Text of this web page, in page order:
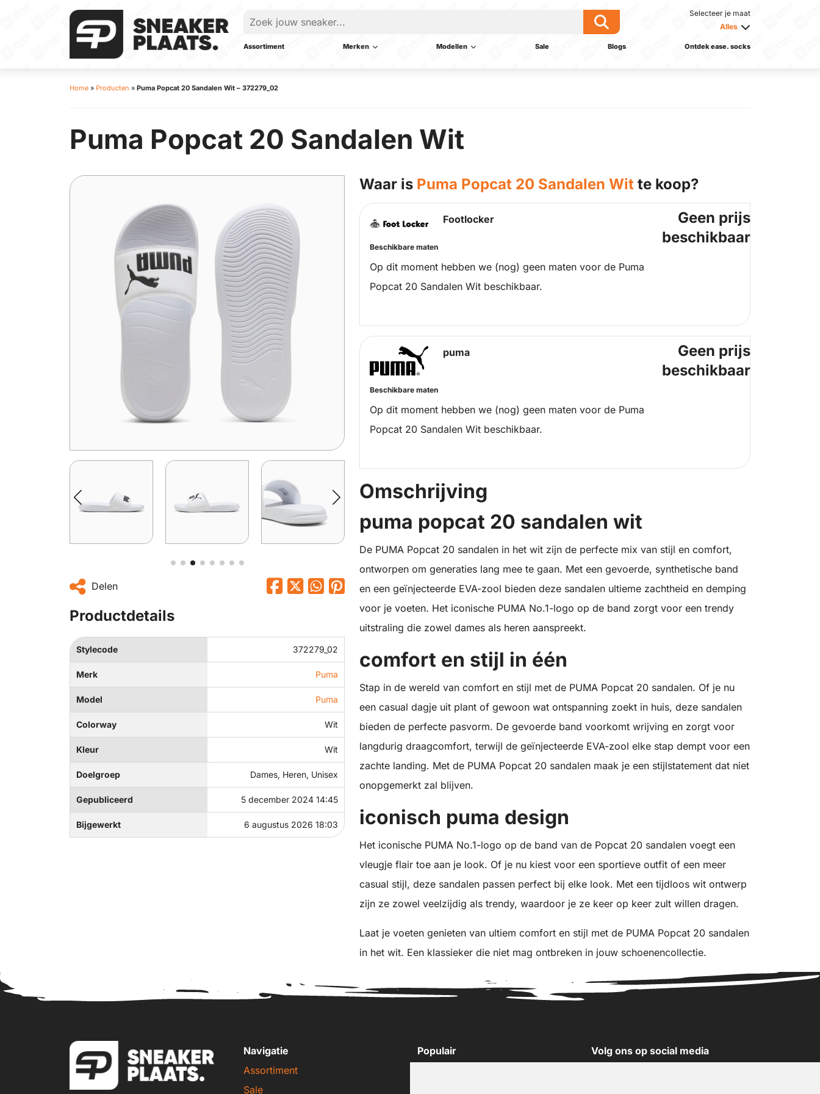
Selecteer je maat
Alles
Assortiment Merken Modellen Sale Blogs Ontdek ease. socks
Home » Producten » Puma Popcat 20 Sandalen Wit – 372279_02
Puma Popcat 20 Sandalen Wit
Delen
Productdetails
Stylecode 372279_02
Merk Puma
Model Puma
Colorway Wit
Kleur Wit
Doelgroep Dames, Heren, Unisex
Gepubliceerd 5 december 2024 14:45
Bijgewerkt 6 augustus 2026 18:03
Waar is Puma Popcat 20 Sandalen Wit te koop?
Footlocker
Beschikbare maten
Op dit moment hebben we (nog) geen maten voor de Puma
Popcat 20 Sandalen Wit beschikbaar.
Geen prijs
beschikbaar
puma
Beschikbare maten
Op dit moment hebben we (nog) geen maten voor de Puma
Popcat 20 Sandalen Wit beschikbaar.
Geen prijs
beschikbaar
Omschrijving
puma popcat 20 sandalen wit
De PUMA Popcat 20 sandalen in het wit zijn de perfecte mix van stijl en comfort,
ontworpen om generaties lang mee te gaan. Met een gevoerde, synthetische band
en een geïnjecteerde EVA-zool bieden deze sandalen ultieme zachtheid en demping
voor je voeten. Het iconische PUMA No.1-logo op de band zorgt voor een trendy
uitstraling die zowel dames als heren aanspreekt.
comfort en stijl in één
Stap in de wereld van comfort en stijl met de PUMA Popcat 20 sandalen. Of je nu
een casual dagje uit plant of gewoon wat ontspanning zoekt in huis, deze sandalen
bieden de perfecte pasvorm. De gevoerde band voorkomt wrijving en zorgt voor
langdurig draagcomfort, terwijl de geïnjecteerde EVA-zool elke stap dempt voor een
zachte landing. Met de PUMA Popcat 20 sandalen maak je een stijlstatement dat niet
onopgemerkt zal blijven.
iconisch puma design
Het iconische PUMA No.1-logo op de band van de Popcat 20 sandalen voegt een
vleugje flair toe aan je look. Of je nu kiest voor een sportieve outfit of een meer
casual stijl, deze sandalen passen perfect bij elke look. Met een tijdloos wit ontwerp
zijn ze zowel veelzijdig als trendy, waardoor je ze keer op keer zult willen dragen.
Laat je voeten genieten van ultiem comfort en stijl met de PUMA Popcat 20 sandalen
in het wit. Een klassieker die niet mag ontbreken in jouw schoenencollectie.
Navigatie
Assortiment
Sale
Populair
Volg ons op social media